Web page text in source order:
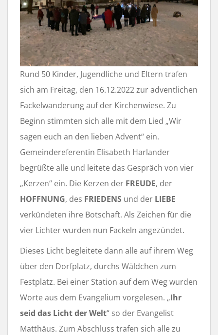
Rund 50 Kinder, Jugendliche und Eltern trafen
sich am Freitag, den 16.12.2022 zur adventlichen
Fackelwanderung auf der Kirchenwiese. Zu
Beginn stimmten sich alle mit dem Lied „Wir
sagen euch an den lieben Advent“ ein.
Gemeindereferentin Elisabeth Harlander
begrüßte alle und leitete das Gespräch von vier
„Kerzen“ ein. Die Kerzen der FREUDE, der
HOFFNUNG, des FRIEDENS und der LIEBE
verkündeten ihre Botschaft. Als Zeichen für die
vier Lichter wurden nun Fackeln angezündet.
Dieses Licht begleitete dann alle auf ihrem Weg
über den Dorfplatz, durchs Wäldchen zum
Festplatz. Bei einer Station auf dem Weg wurden
Worte aus dem Evangelium vorgelesen. „Ihr
seid das Licht der Welt“ so der Evangelist
Matthäus. Zum Abschluss trafen sich alle zu